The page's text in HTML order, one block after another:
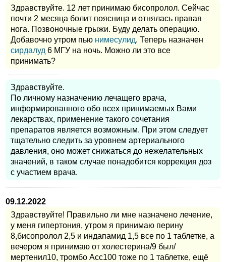
Здравствуйте. 12 лет принимаю бисопролол. Сейчас
почти 2 месяца болит поясница и отнялась правая
нога. Позвоночные грыжи. Буду делать операцию.
Добавочно утром пью нимесулид. Теперь назначен
сирдалуд 6 МГУ на ночь. Можно ли это все
принимать?
Здравствуйте.
По личному назначению лечащего врача,
информированного обо всех принимаемых Вами
лекарствах, применение такого сочетания
препаратов является возможным. При этом следует
тщательно следить за уровнем артериального
давления, оно может снижаться до нежелательных
значений, в таком случае понадобится коррекция доз
с участием врача.
09.12.2022
Здравствуйте! Правильно ли мне назначено лечение,
у меня гипертония, утром я принимаю перину
8,бисопролол 2,5 и индапамид 1,5 все по 1 таблетке, а
вечером я принимаю от холестерина/9 был/
мертенил10, тромбо Асс100 тоже по 1 таблетке, ещё